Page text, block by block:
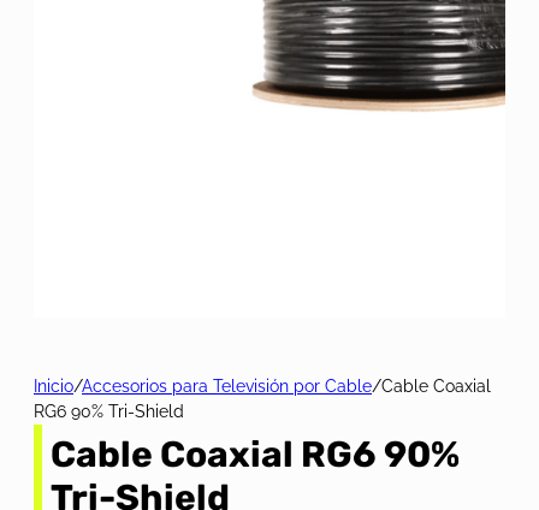
Inicio/Accesorios para Televisión por Cable/Cable Coaxial
RG6 90% Tri-Shield
Cable Coaxial RG6 90%
Tri-Shield